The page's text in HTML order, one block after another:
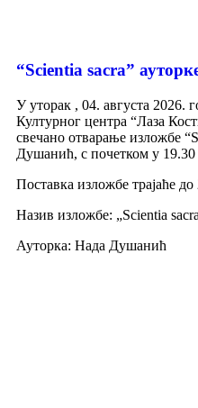
“Scientia sacra”
У уторак , 04. августа 2026.
Културног центра “Лаза
свечано отварање изложбе
Душанић, с почетком у 19.30
Поставка изложбе трајаће
Назив изложбе: „Scientia
Ауторка: Нада Душанић